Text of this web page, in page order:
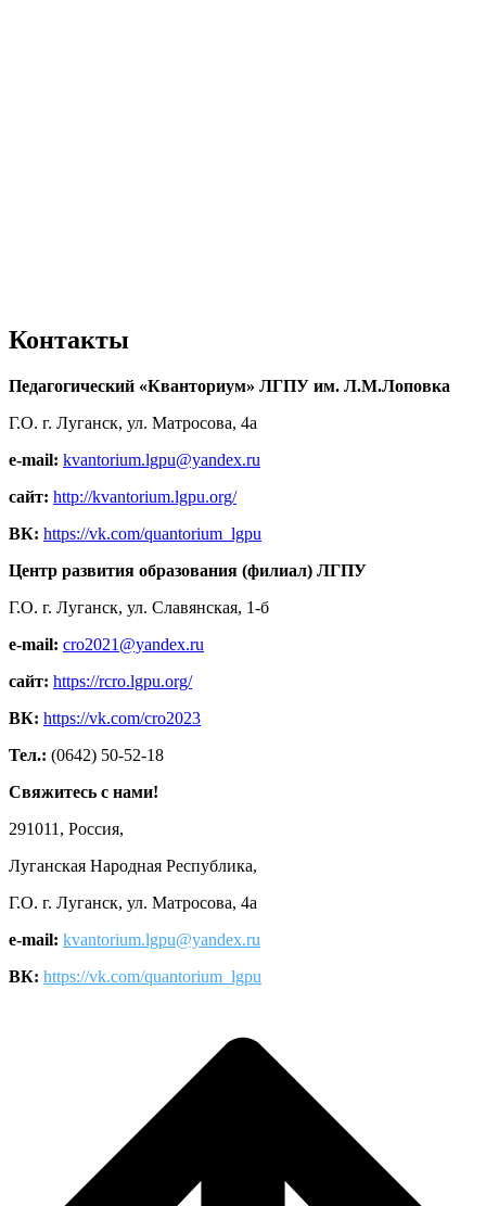
Контакты
Педагогический «Кванториум» ЛГПУ им. Л.М.Лоповка
Г.О. г. Луганск, ул. Матросова, 4а
e-mail: kvantorium.lgpu@yandex.ru
сайт: http://kvantorium.lgpu.org/
ВК: https://vk.com/quantorium_lgpu
Центр развития образования (филиал) ЛГПУ
Г.О. г. Луганск, ул. Славянская, 1-б
e-mail: cro2021@yandex.ru
сайт: https://rcro.lgpu.org/
ВК: https://vk.com/cro2023
Тел.: (0642) 50-52-18
Свяжитесь с нами!
291011, Россия,
Луганская Народная Республика,
Г.О. г. Луганск, ул. Матросова, 4а
e-mail: kvantorium.lgpu@yandex.ru
ВК: https://vk.com/quantorium_lgpu